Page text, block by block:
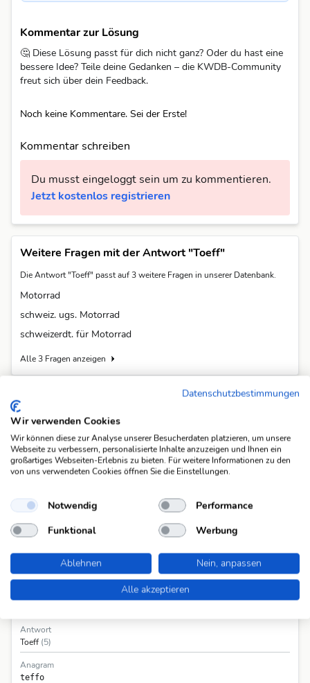
Kommentar zur Lösung
🤔 Diese Lösung passt für dich nicht ganz? Oder du hast eine
bessere Idee? Teile deine Gedanken – die KWDB-Community
freut sich über dein Feedback.
Noch keine Kommentare. Sei der Erste!
Kommentar schreiben
Du musst eingeloggt sein um zu kommentieren.
Jetzt kostenlos registrieren
Weitere Fragen mit der Antwort "Toeff"
Die Antwort "Toeff" passt auf 3 weitere Fragen in unserer Datenbank.
Motorrad
schweiz. ugs. Motorrad
schweizerdt. für Motorrad
Alle 3 Fragen anzeigen
In Rätselmappen
Diese Lösung ist bereits in folgenden Rätselmappen vorgekommen.
Weekend Kniffelrätsel (Coopzeitung Nr. 26) (abgeschlossen)
Informationen
Antwort
Toeff (5)
Anagram
teffo
Datenschutzbestimmungen
Wir verwenden Cookies
Wir können diese zur Analyse unserer Besucherdaten platzieren, um unsere
Webseite zu verbessern, personalisierte Inhalte anzuzeigen und Ihnen ein
großartiges Webseiten-Erlebnis zu bieten. Für weitere Informationen zu den
von uns verwendeten Cookies öffnen Sie die Einstellungen.
Notwendig
Performance
Funktional
Werbung
Ablehnen
Nein, anpassen
Alle akzeptieren